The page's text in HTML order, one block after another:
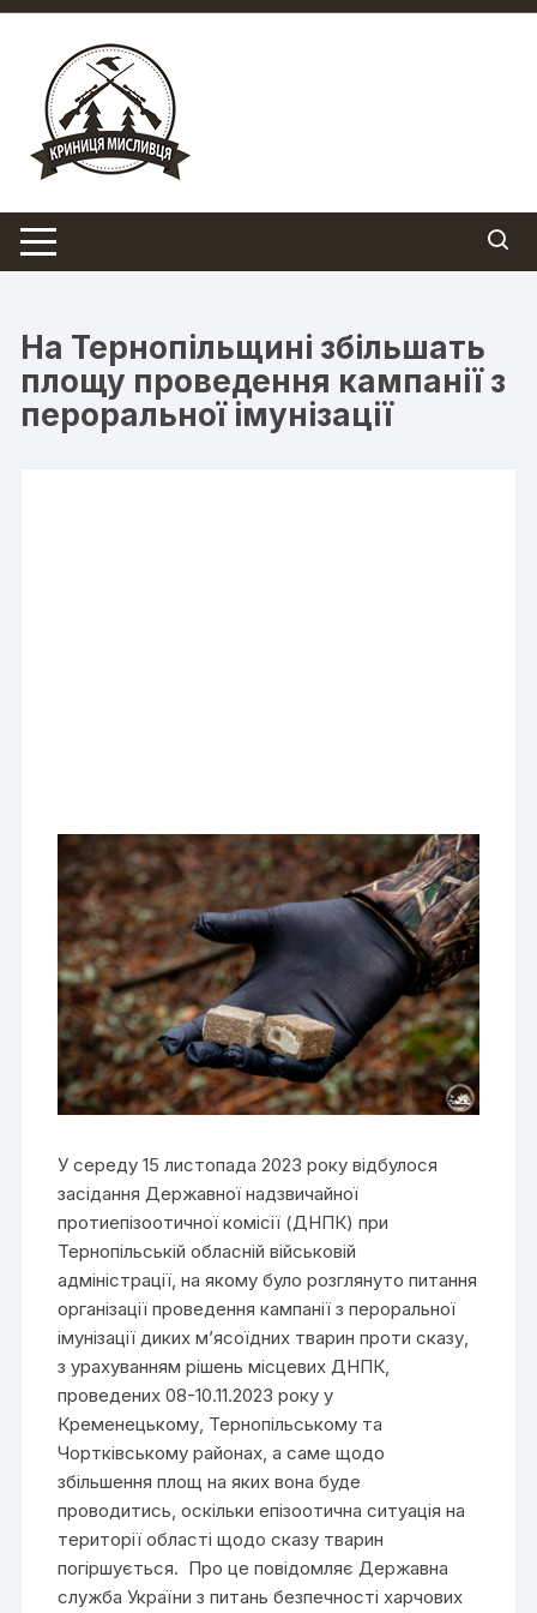
Перейти
вмісту
На Тернопільщині збільшать
площу проведення кампанії з
пероральної імунізації
У середу 15 листопада 2023 року відбулося
засідання Державної надзвичайної
протиепізоотичної комісії (ДНПК) при
Тернопільській обласній військовій
адміністрації, на якому було розглянуто питання
організації проведення кампанії з пероральної
імунізації диких м’ясоїдних тварин проти сказу,
з урахуванням рішень місцевих ДНПК,
проведених 08-10.11.2023 року у
Кременецькому, Тернопільському та
Чортківському районах, а саме щодо
збільшення площ на яких вона буде
проводитись, оскільки епізоотична ситуація на
території області щодо сказу тварин
погіршується. Про це повідомляє Державна
служба України з питань безпечності харчових